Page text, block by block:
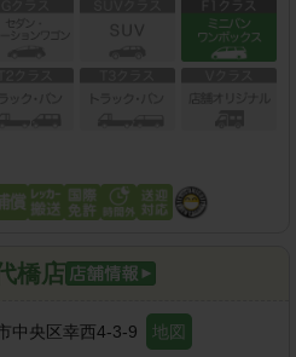
橋店
中央区幸西4-3-9 地図